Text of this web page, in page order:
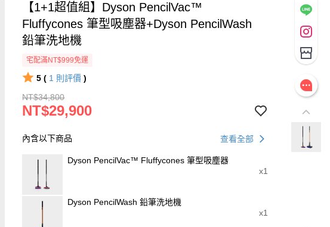
【1+1超值組】Dyson PencilVac™
Fluffycones 筆型吸塵器+Dyson PencilWash
鉛筆洗地機
宅配滿NT$999免運
5 ( 1 則評價 )
NT$34,800
NT$29,900
內含以下商品 查看全部
Dyson PencilVac™ Fluffycones 筆型吸塵器
x1
Dyson PencilWash 鉛筆洗地機
x1